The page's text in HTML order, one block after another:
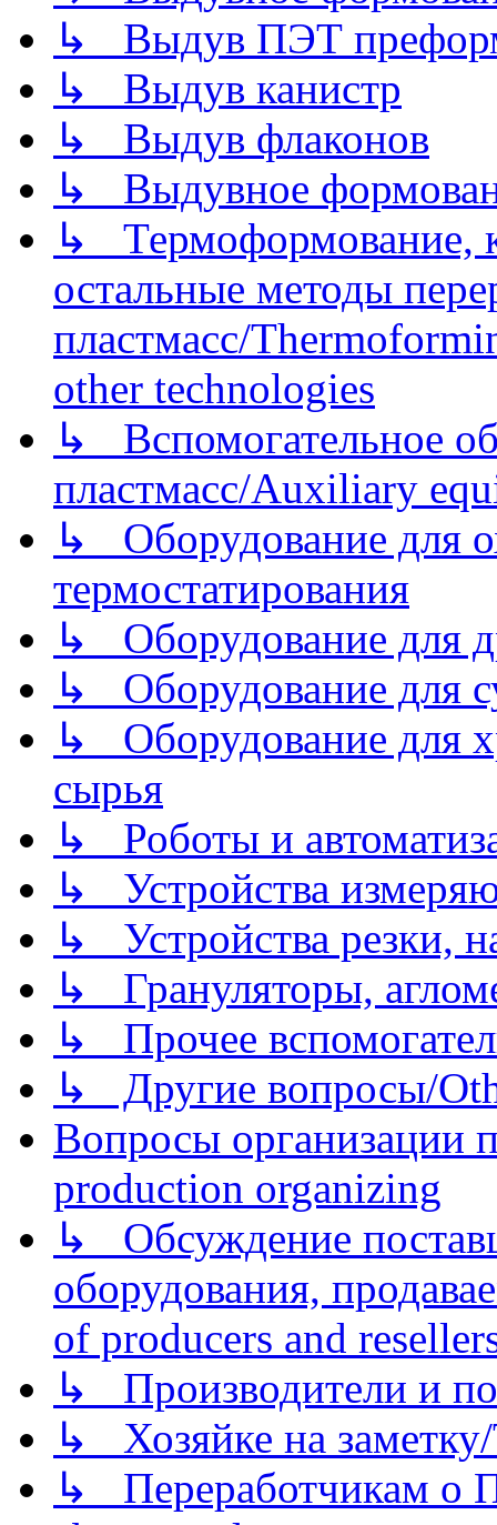
↳ Выдув ПЭТ
↳ Выдув канистр
↳ Выдув флаконов
↳ Выдувное
↳ Термоформование,
остальные методы
пластмасс/
other technologies
↳ Вспомогательное
пластмасс/Auxiliary
↳ Оборудование для
термостатирования
↳ Оборудование для
↳ Оборудование для
↳ Оборудование для
сырья
↳ Роботы и
↳ Устройства
↳ Устройства резки,
↳ Грануляторы,
↳ Прочее
↳ Другие вопросы/
Вопросы организации
production organizing
↳ Обсуждение
оборудования,
of producers and
↳ Производители и
↳ Хозяйке на
↳ Переработчикам о